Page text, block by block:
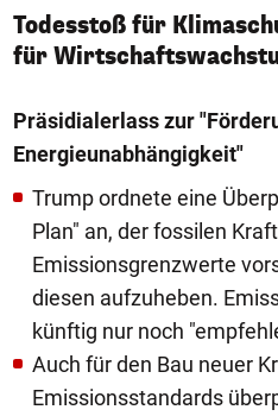
Todesstoß für
für
Präsidialerlass zur
Energieunabhängigkeit"
Trump ordnete eine
Plan" an, der fossilen
Emissionsgrenzwerte
diesen aufzuheben.
künftig nur noch
Auch für den Bau neuer
Emissionsstandards